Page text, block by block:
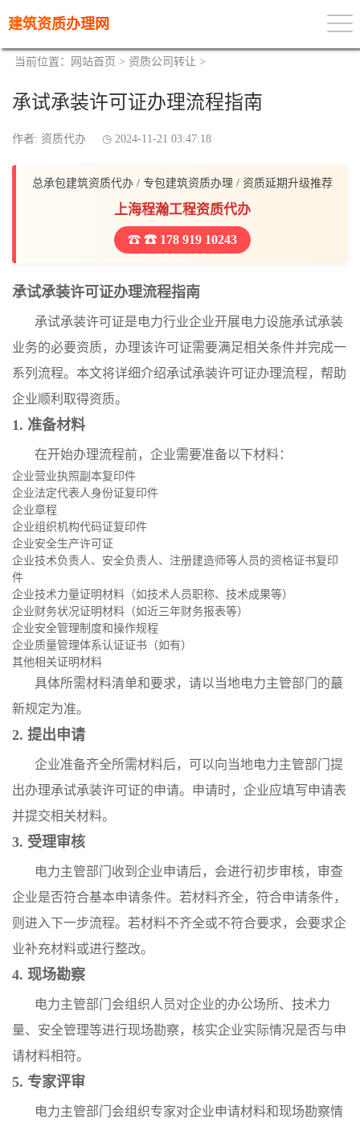
建筑资质办理网
当前位置： 网站首页 > 资质公司转让 >
承试承装许可证办理流程指南
作者: 资质代办 2024-11-21 03:47:18
总承包建筑资质代办 / 专包建筑资质办理 / 资质延期升级推荐
上海程瀚工程资质代办
☎ 178 919 10243
承试承装许可证办理流程指南
承试承装许可证是电力行业企业开展电力设施承试承装
业务的必要资质，办理该许可证需要满足相关条件并完成一
系列流程。本文将详细介绍承试承装许可证办理流程，帮助
企业顺利取得资质。
1. 准备材料
在开始办理流程前，企业需要准备以下材料：
企业营业执照副本复印件
企业法定代表人身份证复印件
企业章程
企业组织机构代码证复印件
企业安全生产许可证
企业技术负责人、安全负责人、注册建造师等人员的资格证书复印
件
企业技术力量证明材料（如技术人员职称、技术成果等）
企业财务状况证明材料（如近三年财务报表等）
企业安全管理制度和操作规程
企业质量管理体系认证证书（如有）
其他相关证明材料
具体所需材料清单和要求，请以当地电力主管部门的蕞
新规定为准。
2. 提出申请
企业准备齐全所需材料后，可以向当地电力主管部门提
出办理承试承装许可证的申请。申请时，企业应填写申请表
并提交相关材料。
3. 受理审核
电力主管部门收到企业申请后，会进行初步审核，审查
企业是否符合基本申请条件。若材料齐全，符合申请条件，
则进入下一步流程。若材料不齐全或不符合要求，会要求企
业补充材料或进行整改。
4. 现场勘察
电力主管部门会组织人员对企业的办公场所、技术力
量、安全管理等进行现场勘察，核实企业实际情况是否与申
请材料相符。
5. 专家评审
电力主管部门会组织专家对企业申请材料和现场勘察情